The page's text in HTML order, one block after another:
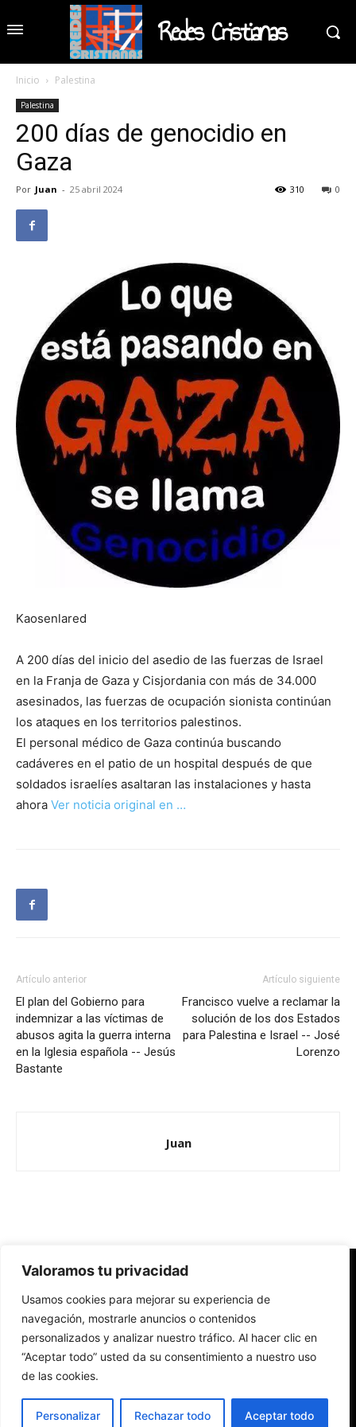
Valoramos tu privacidad
Usamos cookies para mejorar su experiencia de
navegación, mostrarle anuncios o contenidos
personalizados y analizar nuestro tráfico. Al hacer clic en
“Aceptar todo” usted da su consentimiento a nuestro uso
de las cookies.
Personalizar Rechazar todo Aceptar todo
Redes Cristianas
Inicio Palestina
Palestina
200 días de genocidio en
Gaza
Por Juan - 25 abril 2024 0
310
Kaosenlared
A 200 días del inicio del asedio de las fuerzas de Israel
en la Franja de Gaza y Cisjordania con más de 34.000
asesinados, las fuerzas de ocupación sionista continúan
los ataques en los territorios palestinos.
El personal médico de Gaza continúa buscando
cadáveres en el patio de un hospital después de que
soldados israelíes asaltaran las instalaciones y hasta
ahora Ver noticia original en …
Artículo anterior
El plan del Gobierno para
indemnizar a las víctimas de
abusos agita la guerra interna
en la Iglesia española -- Jesús
Bastante
Artículo siguiente
Francisco vuelve a reclamar la
solución de los dos Estados
para Palestina e Israel -- José
Lorenzo
Juan
Redes Cristianas
Una mirada alternativa sobre la Iglesia católica y la sociedad
- Colectivos de Redes Cristianas